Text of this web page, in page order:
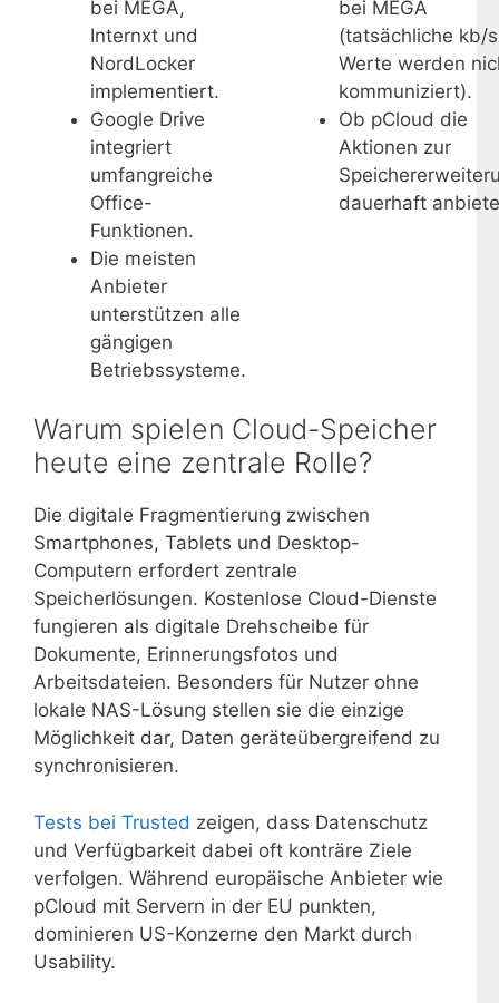
bei MEGA,
Internxt und
NordLocker
implementiert.
Google Drive
integriert
umfangreiche
Office-
Funktionen.
Die meisten
Anbieter
unterstützen alle
gängigen
Betriebssysteme.
bei MEGA
(tatsächliche kb/
Werte werden
kommuniziert).
Ob pCloud die
Aktionen zur
dauerhaft
Warum spielen Cloud-Speicher
heute eine zentrale Rolle?
Die digitale Fragmentierung zwischen
Smartphones, Tablets und Desktop-
Computern erfordert zentrale
Speicherlösungen. Kostenlose Cloud-Dienste
fungieren als digitale Drehscheibe für
Dokumente, Erinnerungsfotos und
Arbeitsdateien. Besonders für Nutzer ohne
lokale NAS-Lösung stellen sie die einzige
Möglichkeit dar, Daten geräteübergreifend zu
synchronisieren.
Tests bei Trusted zeigen, dass Datenschutz
und Verfügbarkeit dabei oft konträre Ziele
verfolgen. Während europäische Anbieter wie
pCloud mit Servern in der EU punkten,
dominieren US-Konzerne den Markt durch
Usability.